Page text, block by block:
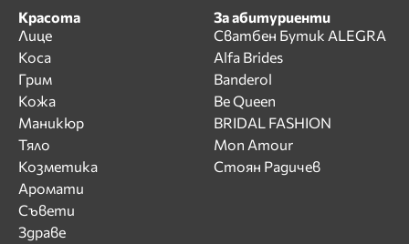
Красота
Лице
Коса
Грим
Кожа
Маникюр
Тяло
Козметика
Аромати
Съвети
Здраве
За абитуриенти
Сватбен Бутик ALEGRA
Alfa Brides
Banderol
Be Queen
BRIDAL FASHION
Mon Amour
Стоян Радичев